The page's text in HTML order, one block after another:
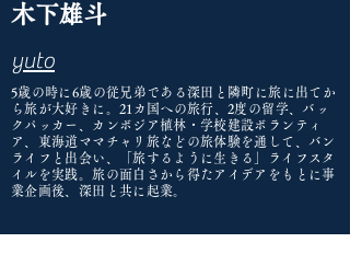
木下雄斗
yuto
5歳の時に6歳の従兄弟である深田と隣町に旅に出てか
ら旅が大好きに。21カ国への旅行、2度の留学、バッ
クパッカー、カンボジア植林・学校建設ボランティ
ア、東海道ママチャリ旅などの旅体験を通して、バン
ライフと出会い、「旅するように生きる」ライフスタ
イルを実践。旅の面白さから得たアイデアをもとに事
業企画後、深田と共に起業。